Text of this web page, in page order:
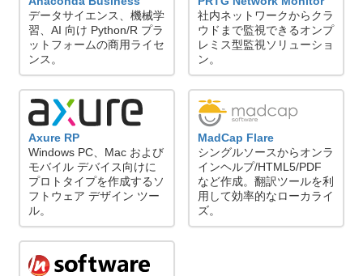
データサイエンス、機械学
習、AI 向け Python/R プラ
ットフォームの商用ライセ
ンス。
社内ネットワークからクラ
ウドまで監視できるオンプ
レミス型監視ソリューショ
ン。
Axure RP
Windows PC、Mac および
モバイル デバイス向けに
プロトタイプを作成するソ
フトウェア デザイン ツー
ル。
MadCap Flare
シングルソースからオンラ
インヘルプ/HTML5/PDF
など作成。翻訳ツールを利
用して効率的なローカライ
ズ。